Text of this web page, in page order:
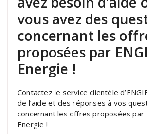
vous avez des
concernant les
proposées par
Energie !
Contactez le service clientèle
de l’aide et des réponses à vos
concernant les offres proposées par
Energie !